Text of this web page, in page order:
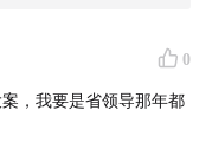
0
，我要是省领导那年都